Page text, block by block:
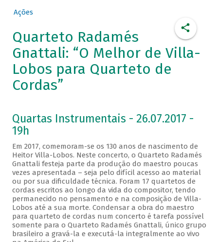
Ações
Quarteto Radamés
Gnattali: “O Melhor de Villa-
Lobos para Quarteto de
Cordas”
Quartas Instrumentais - 26.07.2017 -
19h
Em 2017, comemoram-se os 130 anos de nascimento de
Heitor Villa-Lobos. Neste concerto, o Quarteto Radamés
Gnattali festeja parte da produção do maestro poucas
vezes apresentada – seja pelo difícil acesso ao material
ou por sua dificuldade técnica. Foram 17 quartetos de
cordas escritos ao longo da vida do compositor, tendo
permanecido no pensamento e na composição de Villa-
Lobos até a sua morte. Condensar a obra do maestro
para quarteto de cordas num concerto é tarefa possível
somente para o Quarteto Radamés Gnattali, único grupo
brasileiro a gravá-la e executá-la integralmente ao vivo